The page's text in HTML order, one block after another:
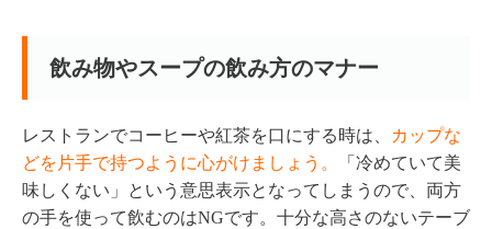
飲み物やスープの飲み方のマナー
レストランでコーヒーや紅茶を口にする時は、
カップな
どを片手で持つように心がけましょう。
「冷めていて美
味しくない」という意思表示となってしまうので、両方
の手を使って飲むのはNGです。十分な高さのないテーブ